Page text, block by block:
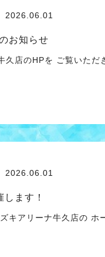
2026.06.01
お知らせ
久店のHPを ご覧いた
2026.06.01
ます！
キアリーナ牛久店の ホ